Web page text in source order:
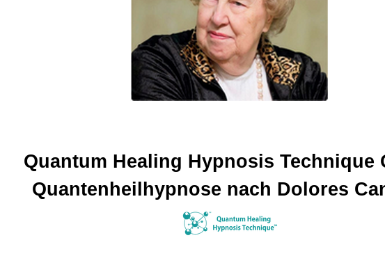
Quantum Healing Hypnosis Technique
Quantenheilhypnose nach Dolores